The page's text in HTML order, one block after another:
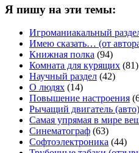
Я пишу на эти темы:
Игроманиакальный
Имею сказать… (от
Книжная полка (94)
Комната для курящих (81)
Научный раздел (42)
О людях (14)
Повышение настроения
Рычащий двигатель (авто)
Самая упрямая в мире
Синематограф (63)
Софтоэлектроника (44)